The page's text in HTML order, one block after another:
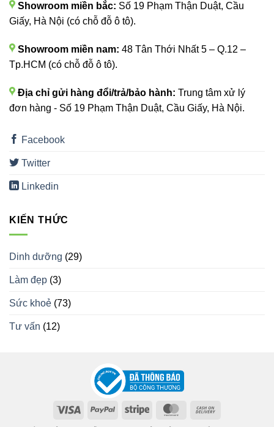
Showroom miền bắc: Số 19 Phạm Thận Duật, Cầu
Giấy, Hà Nội (có chỗ đỗ ô tô).
Showroom miền nam: 48 Tân Thới Nhất 5 – Q.12 –
Tp.HCM (có chỗ đỗ ô tô).
Địa chỉ gửi hàng đổi/trả/bảo hành: Trung tâm xử lý
đơn hàng - Số 19 Phạm Thận Duật, Cầu Giấy, Hà Nội.
Facebook
Twitter
Linkedin
KIẾN THỨC
Dinh dưỡng (29)
Làm đẹp (3)
Sức khoẻ (73)
Tư vấn (12)
Visa PayPal Stripe MasterCard